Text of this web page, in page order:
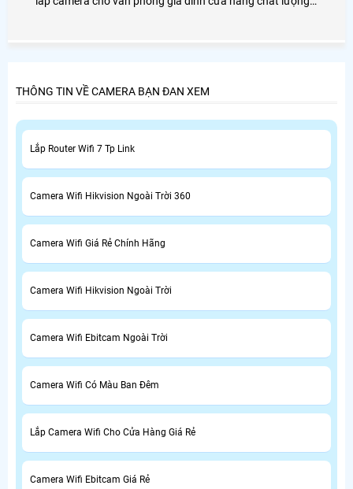
THÔNG TIN VỀ CAMERA BẠN ĐAN XEM
Lắp Router Wifi 7 Tp Link
Camera Wifi Hikvision Ngoài Trời 360
Camera Wifi Giá Rẻ Chính Hãng
Camera Wifi Hikvision Ngoài Trời
Camera Wifi Ebitcam Ngoài Trời
Camera Wifi Có Màu Ban Đêm
Lắp Camera Wifi Cho Cửa Hàng Giá Rẻ
Camera Wifi Ebitcam Giá Rẻ